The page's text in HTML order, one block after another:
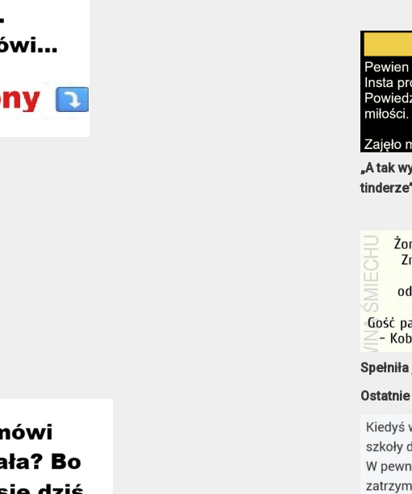
„A tak